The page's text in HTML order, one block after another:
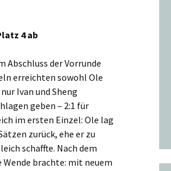
4 ab
Abschluss der Vorrunde
erreichten sowohl Ole
Ivan und Sheng
geben – 2:1 für
im ersten Einzel: Ole lag
zurück, ehe er zu
schaffte. Nach dem
brachte: mit neuem